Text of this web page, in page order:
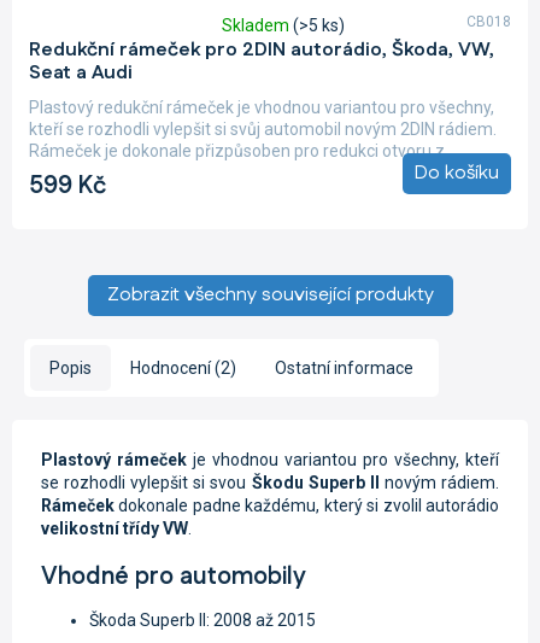
Redukční rámeček pro 2DIN autorádio, Škoda, VW,
Seat a Audi
hodnocení
produktu
je
4,9
z
hvězdiček.
Skladem (>5 ks)
599 Kč Do košíku
Plastový redukční rámeček je vhodnou variantou pro všechny,
kteří se rozhodli vylepšit si svůj automobil novým 2DIN rádiem.
Rámeček je dokonale přizpůsoben pro redukci otvoru z...
CB018
Zobrazit všechny související produkty
Popis Hodnocení (2) Ostatní informace
Plastový rámeček je vhodnou variantou pro všechny, kteří
se rozhodli vylepšit si svou Škodu Superb II
novým rádiem.
Rámečekdokonale padne každému, který si zvolil autorádio
velikostnítřídy VW
Vhodné pro automobily
Škoda Superb II: 2008 až 2015